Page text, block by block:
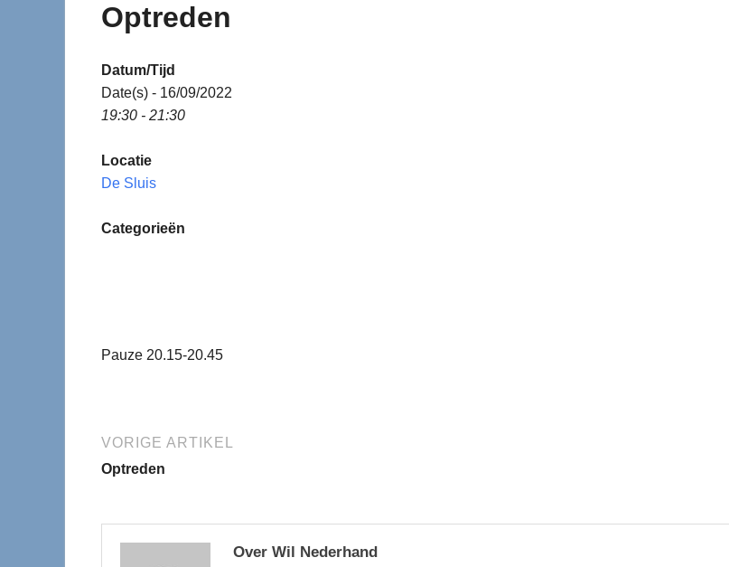
Optreden
Datum/Tijd
Date(s) - 16/09/2022
19:30 - 21:30
Locatie
De Sluis
Categorieën
Pauze 20.15-20.45
VORIGE ARTIKEL
Optreden
Over Wil Nederhand